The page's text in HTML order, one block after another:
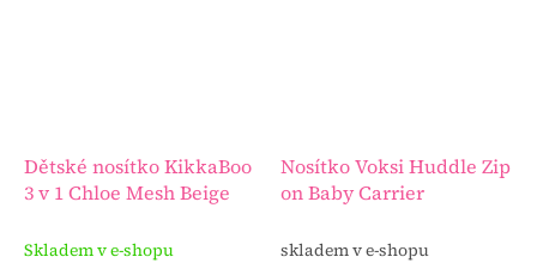
Dětské nosítko KikkaBoo
3 v 1 Chloe Mesh Beige
Skladem v e-shopu
Nosítko Voksi Huddle Zip
on Baby Carrier
skladem v e-shopu